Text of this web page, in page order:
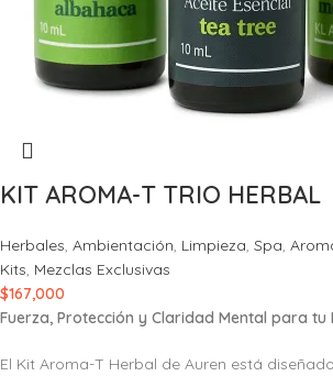
KIT AROMA-T TRIO HERBAL
Herbales, Ambientación, Limpieza, Spa,
Kits, Mezclas Exclusivas
$167,000
Fuerza, Protección y Claridad Mental para tu
El Kit Aroma-T Herbal de Auren está